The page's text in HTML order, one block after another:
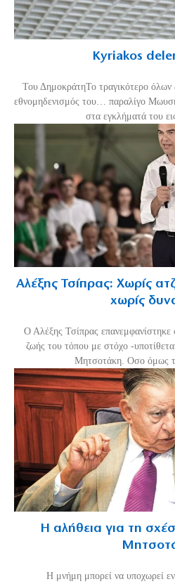
Kyriakos
Του ΔημοκράτηΤο τραγικότερο όλων
εθνομηδενισμός του… παραλίγο
στα εγκλήματά του
Αλέξης Τσίπρας: Χωρίς
χωρίς
Ο Αλέξης Τσίπρας επανεμφανίστηκε
ζωής του τόπου με στόχο -
Μητσοτάκη. Οσο όμως
Η αλήθεια για τη
H μνήμη μπορεί να υποχωρεί